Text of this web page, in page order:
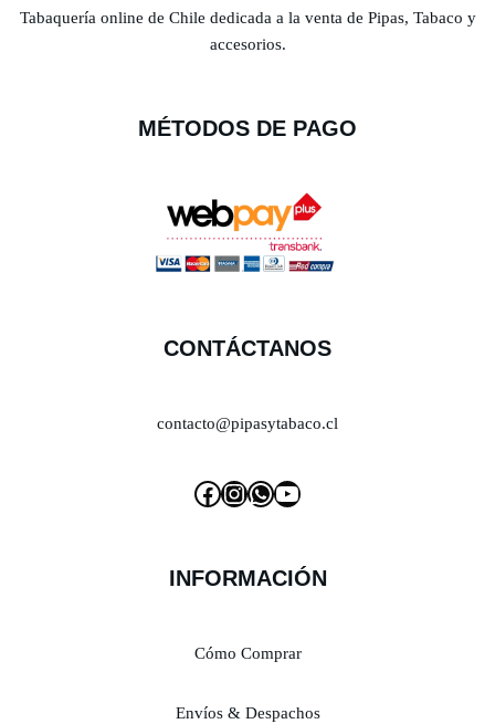
Tabaquería online de Chile dedicada a la venta de Pipas, Tabaco y
accesorios.
MÉTODOS DE PAGO
CONTÁCTANOS
contacto@pipasytabaco.cl
INFORMACIÓN
Cómo Comprar
Envíos & Despachos